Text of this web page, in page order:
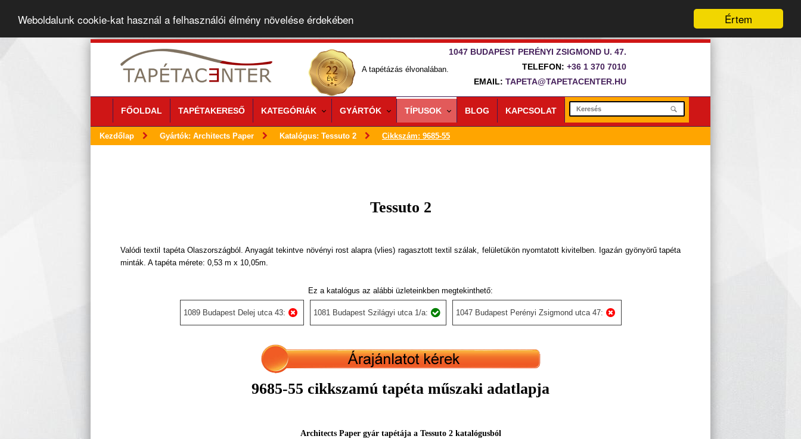
Értem
Weboldalunk cookie-kat használ a felhasználói élmény növelése érdekében
A tapétázás élvonalában.
1047 BUDAPEST PERÉNYI ZSIGMOND U. 47.
TELEFON: +36 1 370 7010
EMAIL: TAPETA@TAPETACENTER.HU
FŐOLDAL TAPÉTAKERESŐ KATEGÓRIÁK GYÁRTÓK TÍPUSOK BLOG KAPCSOLAT
Kezdőlap Gyártók: Architects Paper Katalógus: Tessuto 2 Cikkszám: 9685-55
Tessuto 2
Valódi textil tapéta Olaszországból. Anyagát tekintve növényi rost alapra (vlies) ragasztott textil szálak, felületükön nyomtatott kivitelben. Igazán gyönyörű tapéta
minták. A tapéta mérete: 0,53 m x 10,05m.
Ez a katalógus az alábbi üzleteinkben megtekinthető:
1089 Budapest Delej utca 43: 1081 Budapest Szilágyi utca 1/a: 1047 Budapest Perényi Zsigmond utca 47:
9685-55 cikkszamú tapéta műszaki adatlapja
Architects Paper gyár tapétája a Tessuto 2 katalógusból